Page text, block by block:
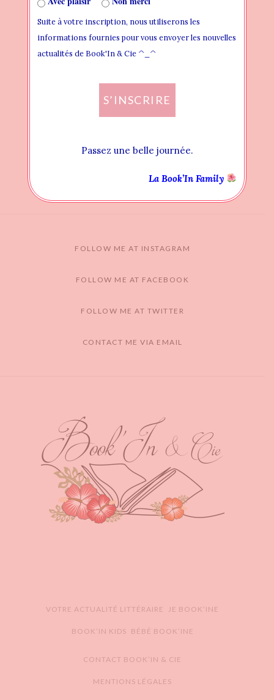
WIDGET AREAS
CREATING NEW WIDGET AREA
FOLLOW ME AT INSTAGRAM
FOLLOW ME AT FACEBOOK
FOLLOW ME AT TWITTER
CONTACT ME VIA EMAIL
VOTRE ACTUALITÉ LITTÉRAIRE JE BOOK’INE
BOOK’IN KIDS BÉBÉ BOOK’INE
CONTACT BOOK’IN & CIE
MENTIONS LÉGALES
Suite à votre inscription, nous utiliserons les
informations fournies pour vous envoyer les nouvelles
actualités de Book'In & Cie ^_^
S’INSCRIRE
Passez une belle journée.
La Book’In Family